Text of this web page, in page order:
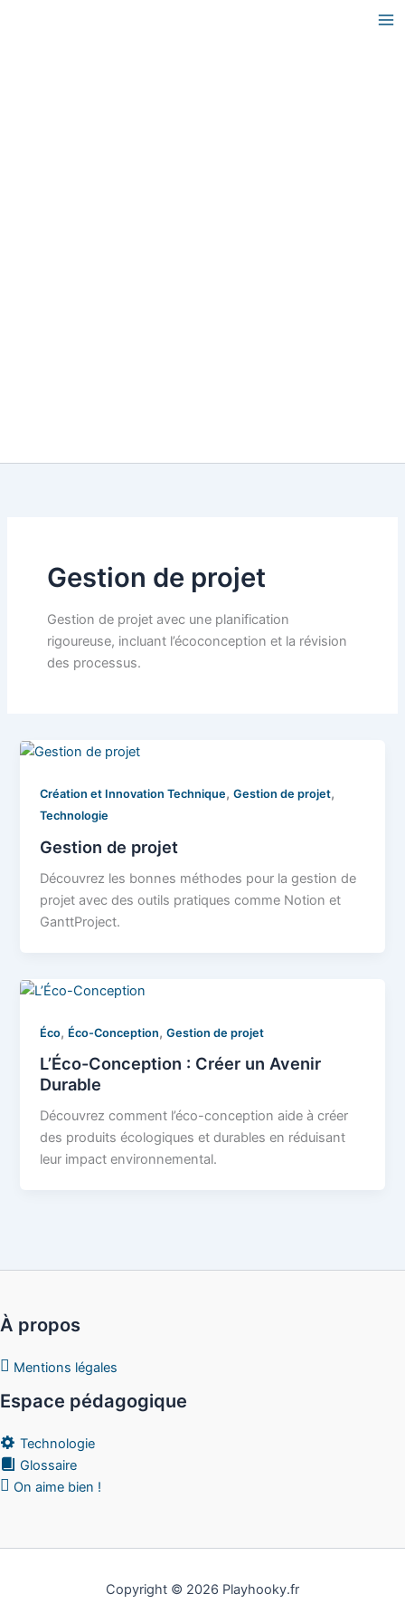
Gestion de projet
Gestion de projet avec une planification
rigoureuse, incluant l’écoconception et la révision
des processus.
Création et Innovation Technique,Gestion de projet,
Technologie
Gestion de projet
Découvrez les bonnes méthodes pour la gestion de
projet avec des outils pratiques comme Notion et
GanttProject.
Éco, Éco-Conception,Gestion de projet
L’Éco-Conception : Créer un Avenir
Durable
Découvrez comment l’éco-conception aide à créer
des produits écologiques et durables en réduisant
leur impact environnemental.
À propos
Mentions légales
Espace pédagogique
Technologie
Glossaire
On aime bien !
Copyright © 2026 Playhooky.fr